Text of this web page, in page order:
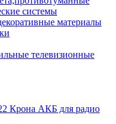
системы
материалы
телевизионные
Крона АКБ для радио